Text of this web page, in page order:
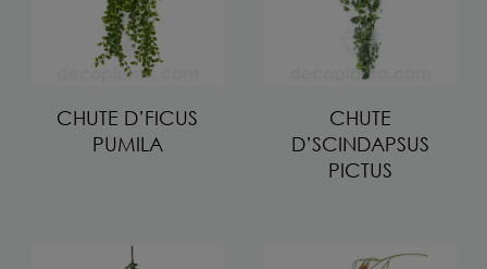
CHUTE D’FICUS
PUMILA
CHUTE
D’SCINDAPSUS
PICTUS